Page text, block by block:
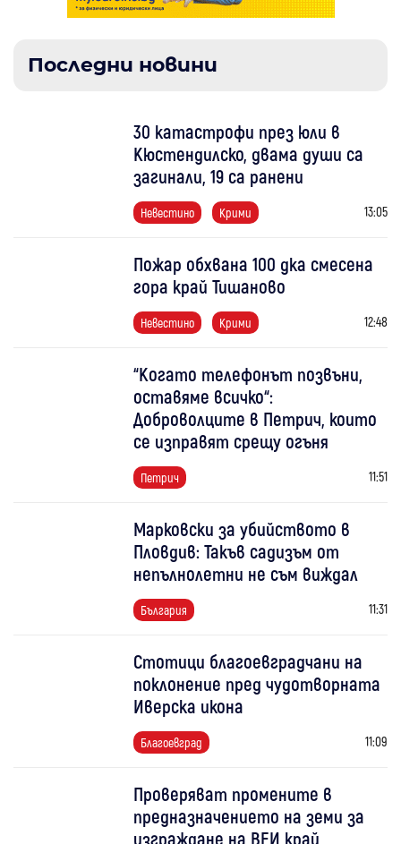
Последни новини
30 катастрофи през юли в
Кюстендилско, двама души са
загинали, 19 са ранени
Невестино Крими 13:05
Пожар обхвана 100 дка смесена
гора край Тишаново
Невестино Крими 12:48
“Когато телефонът позвъни,
оставяме всичко“:
Доброволците в Петрич, които
се изправят срещу огъня
Петрич 11:51
Марковски за убийството в
Пловдив: Такъв садизъм от
непълнолетни не съм виждал
България 11:31
Стотици благоевградчани на
поклонение пред чудотворната
Иверска икона
Благоевград 11:09
Проверяват промените в
предназначението на земи за
изграждане на ВЕИ край